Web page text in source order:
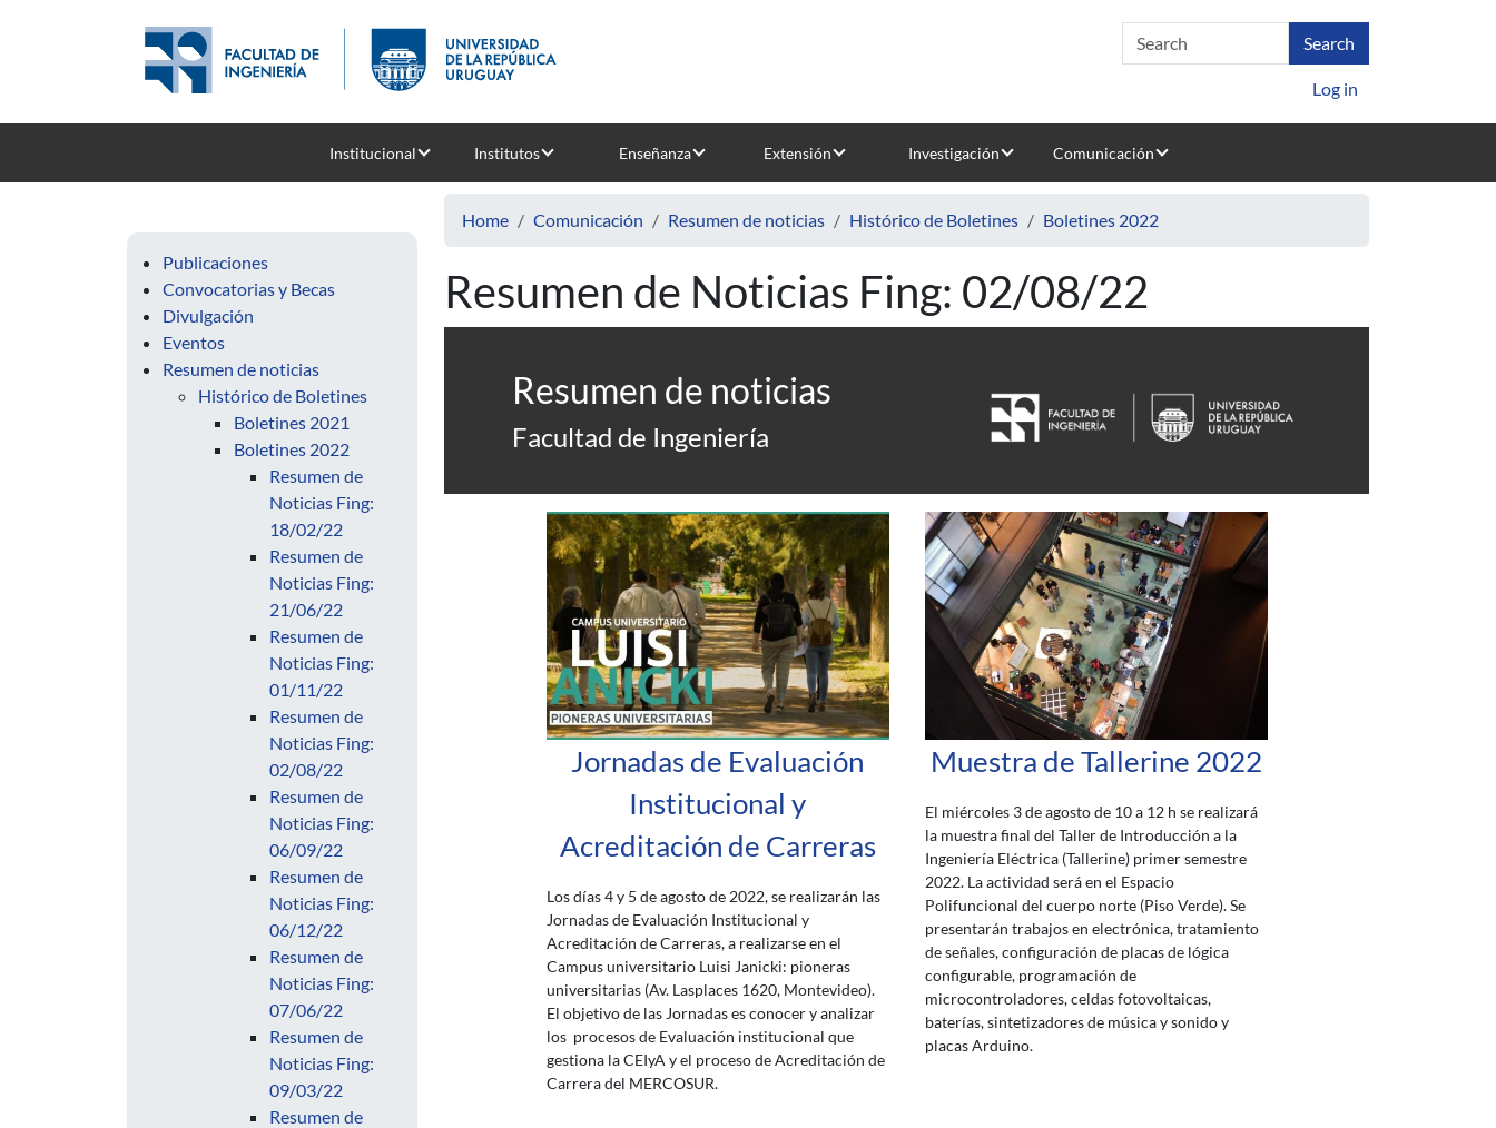
Log in
Institucional Institutos Enseñanza Extensión Investigación Comunicación
Publicaciones
Convocatorias y Becas
Divulgación
Eventos
Resumen de noticias
Histórico de Boletines
Boletines 2021
Boletines 2022
Resumen de
Noticias Fing:
18/02/22
Resumen de
Noticias Fing:
21/06/22
Resumen de
Noticias Fing:
01/11/22
Resumen de
Noticias Fing:
02/08/22
Resumen de
Noticias Fing:
06/09/22
Resumen de
Noticias Fing:
06/12/22
Resumen de
Noticias Fing:
07/06/22
Resumen de
Noticias Fing:
09/03/22
Resumen de
Home Comunicación Resumen de noticias Histórico de Boletines Boletines 2022
Resumen de Noticias Fing: 02/08/22
Resumen de noticias
Facultad de Ingeniería
Jornadas de Evaluación
Institucional y
Acreditación de Carreras
Los días 4 y 5 de agosto de 2022, se realizarán las
Jornadas de Evaluación Institucional y
Acreditación de Carreras, a realizarse en el
Campus universitario Luisi Janicki: pioneras
universitarias (Av. Lasplaces 1620, Montevideo).
El objetivo de las Jornadas es conocer y analizar
los procesos de Evaluación institucional que
gestiona la CEIyA y el proceso de Acreditación de
Carrera del MERCOSUR.
Muestra de Tallerine 2022
El miércoles 3 de agosto de 10 a 12 h se realizará
la muestra final del Taller de Introducción a la
Ingeniería Eléctrica (Tallerine) primer semestre
2022. La actividad será en el Espacio
Polifuncional del cuerpo norte (Piso Verde). Se
presentarán trabajos en electrónica, tratamiento
de señales, configuración de placas de lógica
configurable, programación de
microcontroladores, celdas fotovoltaicas,
baterías, sintetizadores de música y sonido y
placas Arduino.